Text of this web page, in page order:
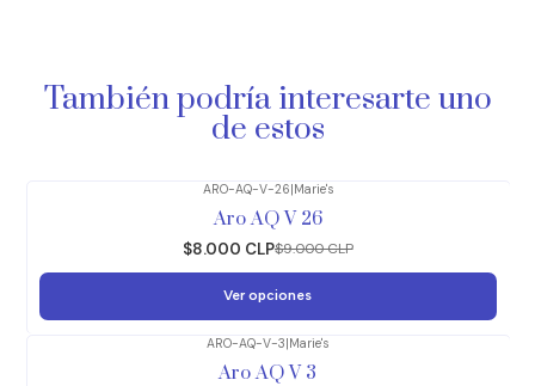
También podría interesarte uno
de estos
ARO-AQ-V-26|Marie's
Aro AQ V 26
$8.000 CLP$9.000 CLP
Ver opciones
ARO-AQ-V-3|Marie's
Aro AQ V 3